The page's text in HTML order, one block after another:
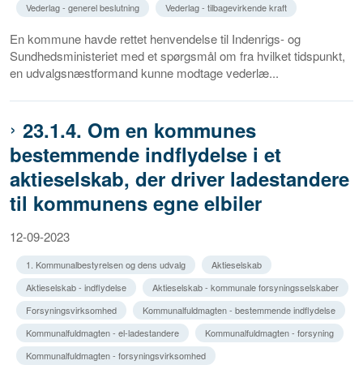
Vederlag - generel beslutning
Vederlag - tilbagevirkende kraft
En kommune havde rettet henvendelse til Indenrigs- og
Sundhedsministeriet med et spørgsmål om fra hvilket tidspunkt,
en udvalgsnæstformand kunne modtage vederlæ...
23.1.4. Om en kommunes
bestemmende indflydelse i et
aktieselskab, der driver ladestandere
til kommunens egne elbiler
12-09-2023
1. Kommunalbestyrelsen og dens udvalg
Aktieselskab
Aktieselskab - indflydelse
Aktieselskab - kommunale forsyningsselskaber
Forsyningsvirksomhed
Kommunalfuldmagten - bestemmende indflydelse
Kommunalfuldmagten - el-ladestandere
Kommunalfuldmagten - forsyning
Kommunalfuldmagten - forsyningsvirksomhed